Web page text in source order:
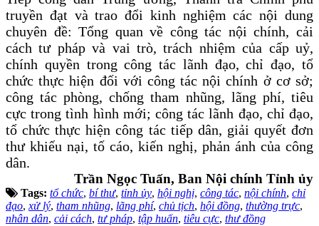
truyền đạt và trao đổi kinh nghiệm các nội dung
chuyên đề: Tổng quan về công tác nội chính, cải
cách tư pháp và vai trò, trách nhiệm của cấp uỷ,
chính quyền trong công tác lãnh đạo, chỉ đạo, tổ
chức thực hiện đối với công tác nội chính ở cơ sở;
công tác phòng, chống tham nhũng, lãng phí, tiêu
cực trong tình hình mới; công tác lãnh đạo, chỉ đạo,
tổ chức thực hiện công tác tiếp dân, giải quyết đơn
thư khiếu nại, tố cáo, kiến nghị, phản ánh của công
dân.
Trần Ngọc Tuấn, Ban Nội chính Tỉnh ủy
Tags: tổ chức, bí thư, tỉnh ủy, hội nghị, công tác, nội chính, chỉ
đạo,xử lý, tham nhũng, lãng phí, chủ tịch, hội đồng, thường trực,
nhân dân, cải cách, tư pháp, tập huấn, tiêu cực, thư đồng